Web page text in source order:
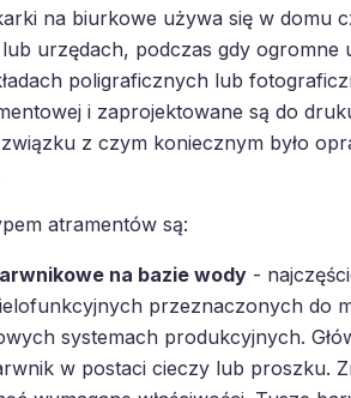
na biurkowe używa się w domu
urzędach, podczas gdy
poligraficznych lub
i zaprojektowane są do
z czym koniecznym było
atramentów są:
na bazie wody-
przeznaczonych do
systemach produkcyjnych.
w postaci cieczy lub proszku.